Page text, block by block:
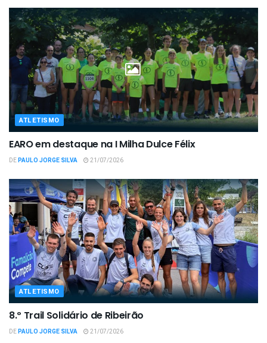
ATLETISMO
EARO em destaque na I Milha Dulce Félix
DEPAULO JORGE SILVA 21/07/2026
ATLETISMO
8.º Trail Solidário de Ribeirão
DEPAULO JORGE SILVA 21/07/2026